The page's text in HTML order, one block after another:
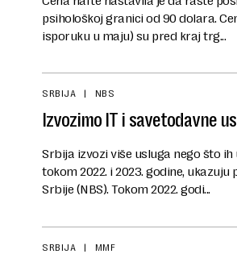
psihološkoj granici od 90 dolara.
isporuku u maju) su pred kraj trg...
SRBIJA NBS
Izvozimo IT i savetodavne
Srbija izvozi više usluga nego što
tokom 2022. i 2023. godine,
Srbije (NBS). Tokom 2022. godi...
SRBIJA MMF